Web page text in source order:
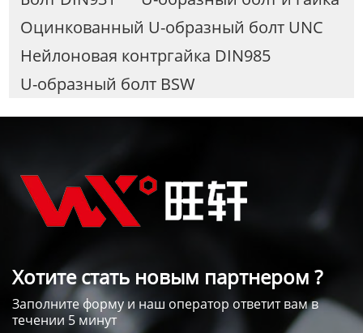
Оцинкованный U-образный болт UNC
Нейлоновая контргайка DIN985
U-образный болт BSW
Хотите стать новым партнером ?
Заполните форму и наш оператор ответит вам в
течении 5 минут